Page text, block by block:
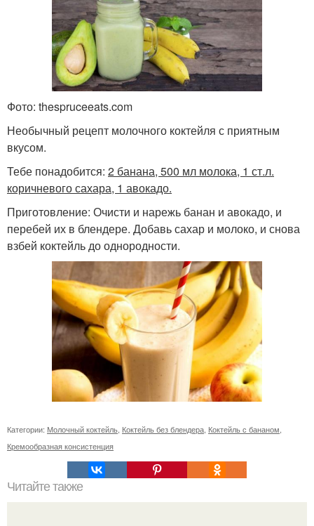
Фото: thespruceeats.com
Необычный рецепт молочного коктейля с приятным
вкусом.
Тебе понадобится: 2 банана, 500 мл молока, 1 ст.л.
коричневого сахара, 1 авокадо.
Приготовление: Очисти и нарежь банан и авокадо, и
перебей их в блендере. Добавь сахар и молоко, и снова
взбей коктейль до однородности.
Категории: Молочный коктейль Коктейль без блендера Коктейль с бананом
Кремообразная консистенция
Читайте также